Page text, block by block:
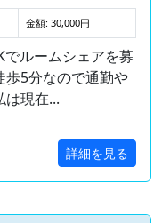
金額: 30,000円
ルームシェアを募
歩5分なので通勤や
は現在...
詳細を見る